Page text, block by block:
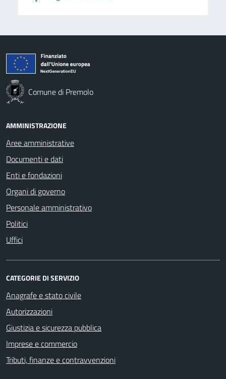
Comune di Premolo
AMMINISTRAZIONE
Aree amministrative
Documenti e dati
Enti e fondazioni
Organi di governo
Personale amministrativo
Politici
Uffici
CATEGORIE DI SERVIZIO
Anagrafe e stato civile
Autorizzazioni
Giustizia e sicurezza pubblica
Imprese e commercio
Tributi, finanze e contravvenzioni